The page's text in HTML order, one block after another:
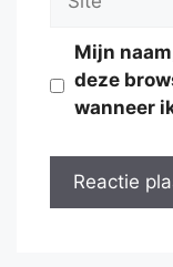
Mijn
deze
wanneer